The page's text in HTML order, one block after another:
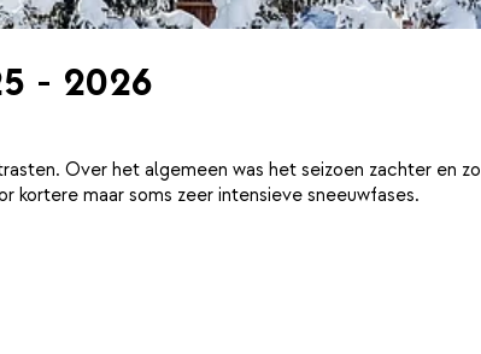
- 2026
Over het algemeen was het seizoen zachter en
kortere maar soms zeer intensieve sneeuwfases.